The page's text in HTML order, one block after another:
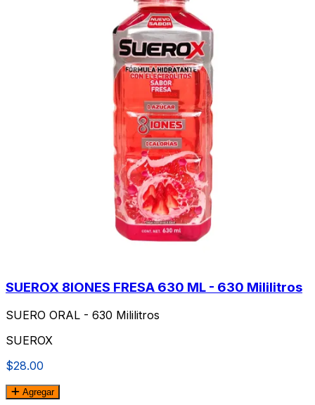
SUEROX 8IONES FRESA 630 ML - 630 Mililitros
SUERO ORAL - 630 Mililitros
SUEROX
$28.00
Agregar